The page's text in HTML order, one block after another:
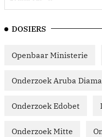
DOSIERS
Openbaar Ministerie
Onderzoek Aruba
Onderzoek Edobet
Onderzoek Mitte